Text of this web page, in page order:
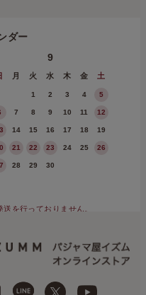
ダー
9
月 火 水 木 金 土
1 2 3 4 5
7 8 9 10 11 12
14 15 16 17 18 19
21 22 23 24 25 26
28 29 30
を行っておりません。